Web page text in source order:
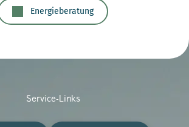
Energieberatung
Service-Links